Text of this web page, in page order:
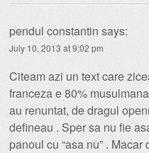
pendul constantin says:
July 10, 2013 at 9:02 pm
Citeam azi un text care
franceza e 80%
au renuntat, de dragul
defineau . Sper sa nu fie
panoul cu “asa nu” .